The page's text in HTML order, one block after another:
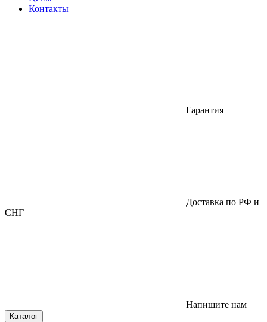
Контакты
Гарантия
Доставка по РФ и
СНГ
Напишите нам
Каталог